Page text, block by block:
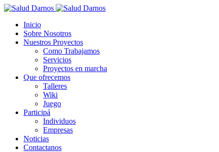
Inicio
Sobre Nosotros
Nuestros Proyectos
Como Trabajamos
Servicios
Proyectos en marcha
Que ofrecemos
Talleres
Wiki
Juego
Participá
Individuos
Empresas
Noticias
Contactanos